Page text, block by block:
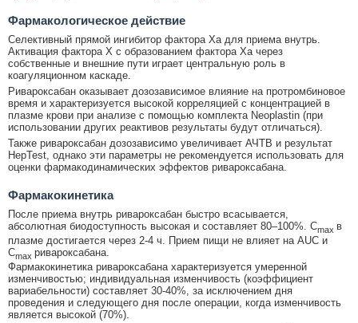
Фармакологическое действие
Селективный прямой ингибитор фактора Ха для приема внутрь.
Активация фактора Х с образованием фактора Ха через
собственные и внешние пути играет центральную роль в
коагуляционном каскаде.
Ривароксабан оказывает дозозависимое влияние на протромбиновое
время и характеризуется высокой корреляцией с концентрацией в
плазме крови при анализе с помощью комплекта Neoplastin (при
использовании других реактивов результаты будут отличаться).
Также ривароксабан дозозависимо увеличивает АЧТВ и результат
HepTest, однако эти параметры не рекомендуется использовать для
оценки фармакодинамических эффектов ривароксабана.
Фармакокинетика
После приема внутрь ривароксабан быстро всасывается,
абсолютная биодоступность высокая и составляет 80–100%. Cmax в
плазме достигается через 2-4 ч. Прием пищи не влияет на AUC и
Cmax ривароксабана.
Фармакокинетика ривароксабана характеризуется умеренной
изменчивостью; индивидуальная изменчивость (коэффициент
вариабельности) составляет 30-40%, за исключением дня
проведения и следующего дня после операции, когда изменчивость
является высокой (70%).